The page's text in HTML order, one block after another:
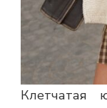
Клетчатая